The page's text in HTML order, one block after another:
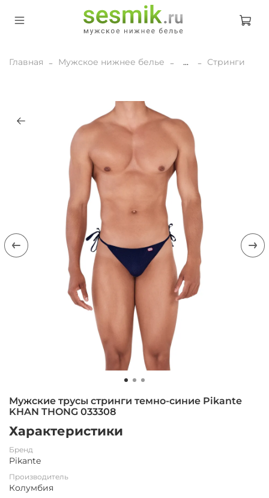
Главная Мужское нижнее белье ... Стринги
Мужские трусы стринги темно-синие Pikante
KHAN THONG 033308
Характеристики
Бренд
Pikante
Производитель
Колумбия